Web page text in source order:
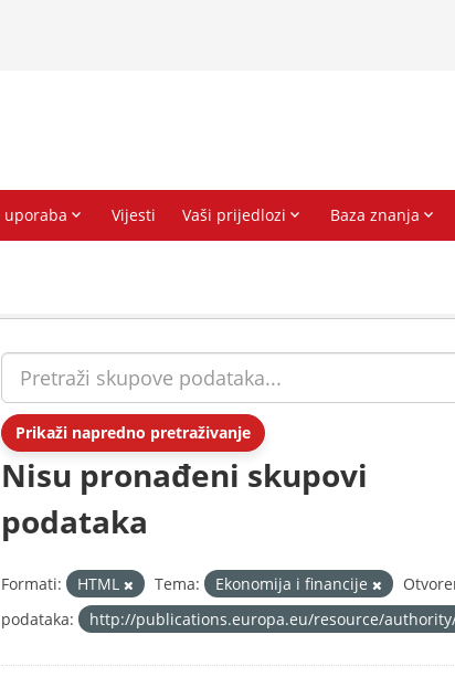
Prikaži napredno pretraživanje
Nisu pronađeni skupovi
podataka
Formati: HTML Tema: Ekonomija i financije
podataka:
http://publications.europa.eu/resource/authority/